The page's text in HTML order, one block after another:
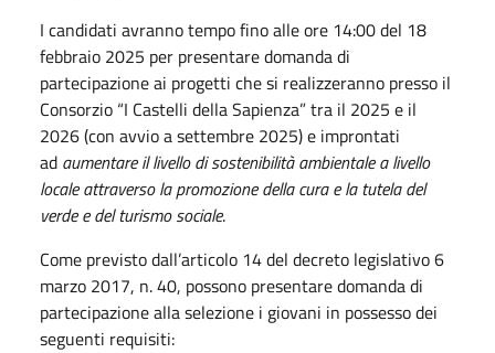
I candidati avranno tempo fino alle ore 14:00 del 18
febbraio 2025 per presentare domanda di
partecipazione ai progetti che si realizzeranno presso il
Consorzio “I Castelli della Sapienza” tra il 2025 e il
2026 (con avvio a settembre 2025) e improntati
ad aumentare il livello di sostenibilità ambientale a livello
locale attraverso la promozione della cura e la tutela del
verde e del turismo sociale.
Come previsto dall’articolo 14 del decreto legislativo 6
marzo 2017, n. 40, possono presentare domanda di
partecipazione alla selezione i giovani in possesso dei
seguenti requisiti: